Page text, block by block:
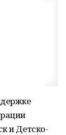
и Детско-